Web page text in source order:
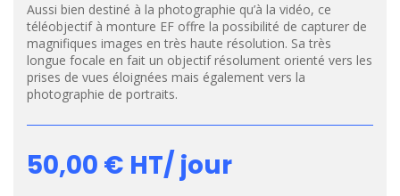
Aussi bien destiné à la photographie qu’à la vidéo, ce
téléobjectif à monture EF offre la possibilité de capturer de
magnifiques images en très haute résolution. Sa très
longue focale en fait un objectif résolument orienté vers les
prises de vues éloignées mais également vers la
photographie de portraits.
50,00 € HT/ jour